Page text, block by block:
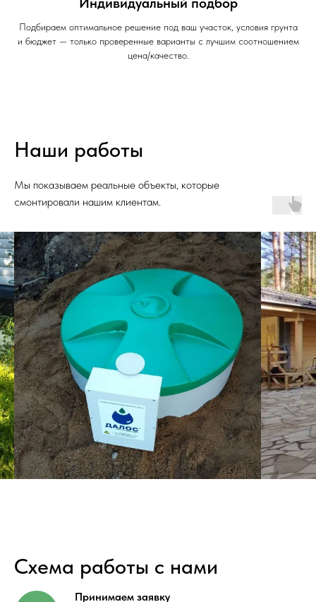
Подбираем оптимальное решение под ваш участок, условия грунта
и бюджет — только проверенные варианты с лучшим соотношением
цена/качество.
Наши работы
Мы показываем реальные объекты, которые
смонтировали нашим клиентам.
Схема работы с нами
Принимаем заявку